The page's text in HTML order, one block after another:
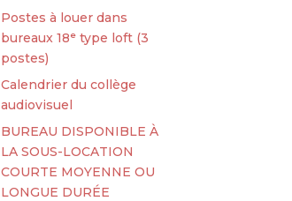
Postes à louer dans
bureaux 18ᵉ type loft (3
postes)
Calendrier du collège
audiovisuel
BUREAU DISPONIBLE À
LA SOUS-LOCATION
COURTE MOYENNE OU
LONGUE DURÉE